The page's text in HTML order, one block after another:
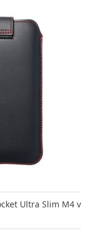
Ultra Slim M4 v